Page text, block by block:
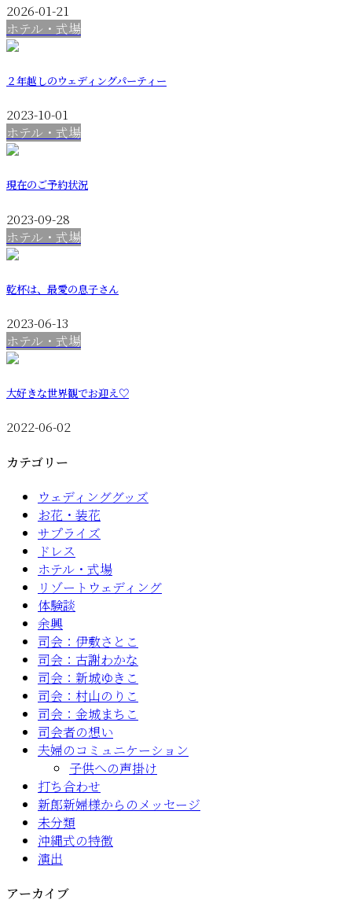
2026-01-21
ホテル・式場
２年越しのウェディングパーティー
2023-10-01
ホテル・式場
現在のご予約状況
2023-09-28
ホテル・式場
乾杯は、最愛の息子さん
2023-06-13
ホテル・式場
大好きな世界観でお迎え♡
2022-06-02
カテゴリー
ウェディンググッズ
お花・装花
サプライズ
ドレス
ホテル・式場
リゾートウェディング
体験談
余興
司会：伊敷さとこ
司会：古謝わかな
司会：新城ゆきこ
司会：村山のりこ
司会：金城まちこ
司会者の想い
夫婦のコミュニケーション
子供への声掛け
打ち合わせ
新郎新婦様からのメッセージ
未分類
沖縄式の特徴
演出
アーカイブ